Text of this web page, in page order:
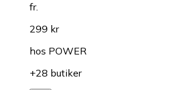
fr.
299 kr
hos POWER
+28 butiker